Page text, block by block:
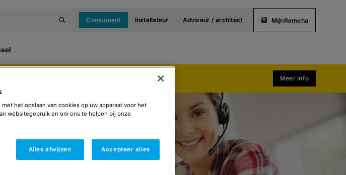
Consument Installateur Adviseur / architect MijnRemeha
Meer info
het opslaan van cookies op uw apparaat voor het
websitegebruik en om ons te helpen bij onze
Alles afwijzen Accepteer alles